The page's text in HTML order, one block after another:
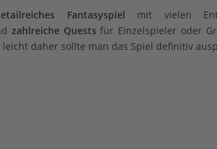
Fantasyspiel mit vielen
zahlreiche Quests für Einzelspieler oder
daher sollte man das Spiel definitiv